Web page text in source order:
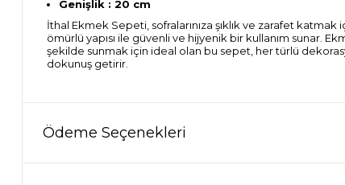
Genişlik : 20 cm
İthal Ekmek Sepeti, sofralarınıza şıklık ve zarafet
ömürlü yapısı ile güvenli ve hijyenik bir kullanım sunar.
şekilde sunmak için ideal olan bu sepet, her türlü
dokunuş getirir.
Ödeme Seçenekleri